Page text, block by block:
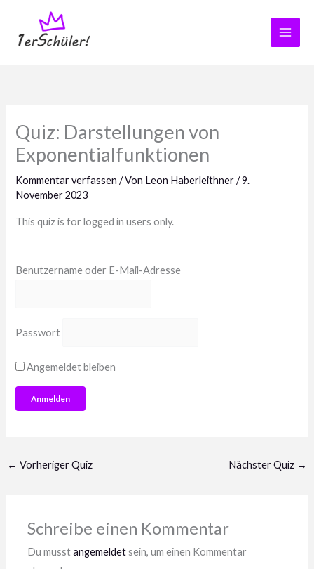
springen
Quiz: Darstellungen von
Exponentialfunktionen
Kommentar verfassen / Von Leon Haberleithner/9.
November 2023
This quiz is for logged in users only.
Benutzername oder E-Mail-Adresse
Passwort
Angemeldet bleiben
← Vorheriger Quiz Nächster Quiz →
Schreibe einen Kommentar
Du musstangemeldetsein, um einen Kommentar